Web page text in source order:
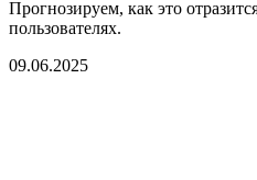
Прогнозируем, как это
пользователях.
09.06.2025